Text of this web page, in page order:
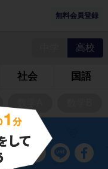
無料会員登録
高校
社会 国語